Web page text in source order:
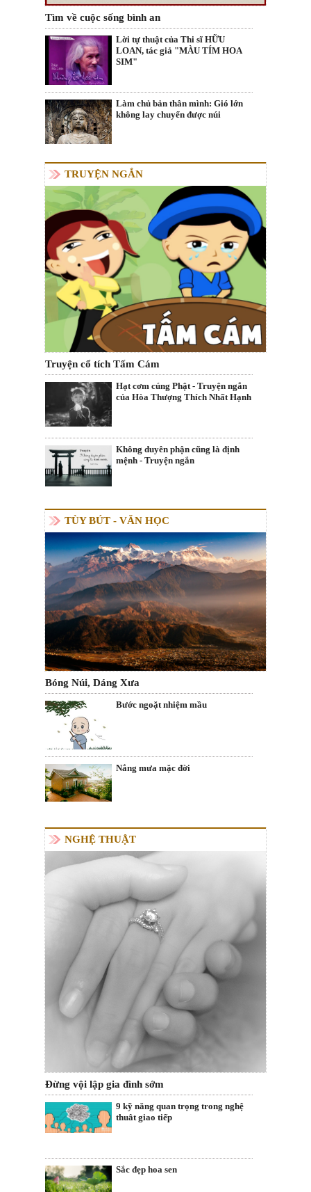
Tìm về cuộc sống bình an
Lời tự thuật của Thi sĩ HỮU
LOAN, tác giả "MÀU TÍM HOA
SIM"
Làm chủ bản thân mình: Gió lớn
không lay chuyển được núi
TRUYỆN NGẮN
Truyện cổ tích Tấm Cám
Hạt cơm cúng Phật - Truyện ngắn
của Hòa Thượng Thích Nhất Hạnh
Không duyên phận cũng là định
mệnh - Truyện ngắn
TÙY BÚT - VĂN HỌC
Bóng Núi, Dáng Xưa
Bước ngoặt nhiệm mầu
Nắng mưa mặc đời
NGHỆ THUẬT
Đừng vội lập gia đình sớm
9 kỹ năng quan trọng trong nghệ
thuât giao tiếp
Sắc đẹp hoa sen